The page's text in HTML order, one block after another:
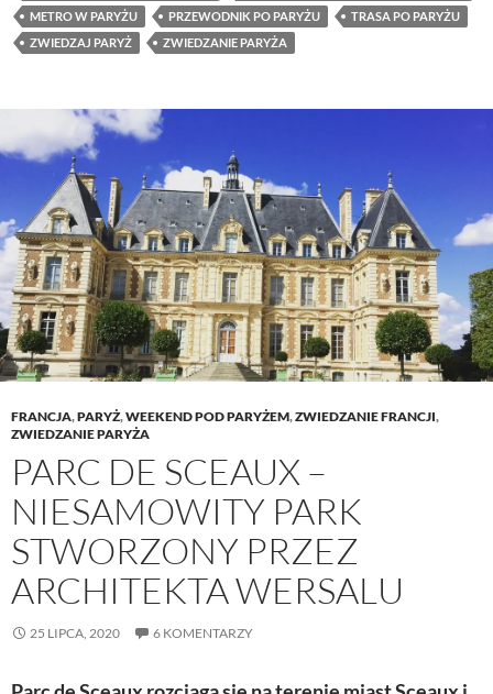
METRO W PARYŻU
PRZEWODNIK PO PARYŻU
TRASA PO PARYŻU
ZWIEDZAJ PARYŻ
ZWIEDZANIE PARYŻA
FRANCJA,PARYŻ,WEEKEND POD PARYŻEM,ZWIEDZANIE FRANCJI,
ZWIEDZANIE PARYŻA
PARC DE SCEAUX –
NIESAMOWITY PARK
STWORZONY PRZEZ
ARCHITEKTA WERSALU
25 LIPCA, 2020 6 KOMENTARZY